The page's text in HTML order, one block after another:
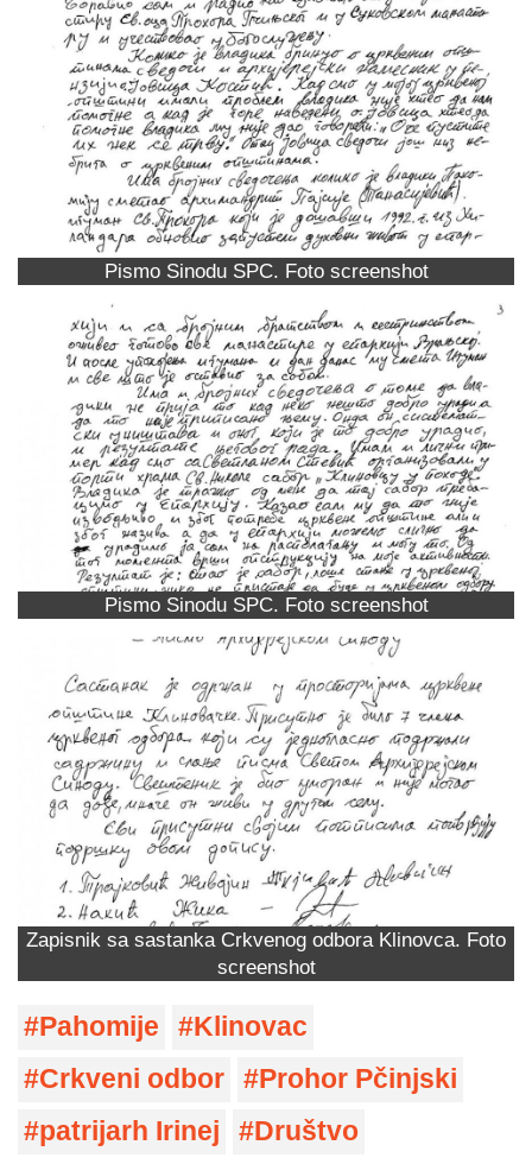
Pismo Sinodu SPC. Foto screenshot
Pismo Sinodu SPC. Foto screenshot
Zapisnik sa sastanka Crkvenog odbora Klinovca. Foto
screenshot
Pahomije
Klinovac
Crkveni odbor
Prohor Pčinjski
patrijarh Irinej
Društvo